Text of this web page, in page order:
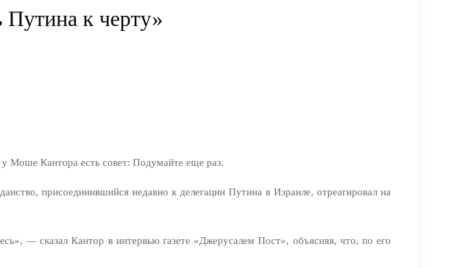
Путина к черту»
Моше Кантора есть совет: Подумайте еще раз.
присоединившийся недавно к делегации Путина в Израиле, отреагировал на
— сказал Кантор в интервью газете «Джерусалем Пост», объясняя, что, по его